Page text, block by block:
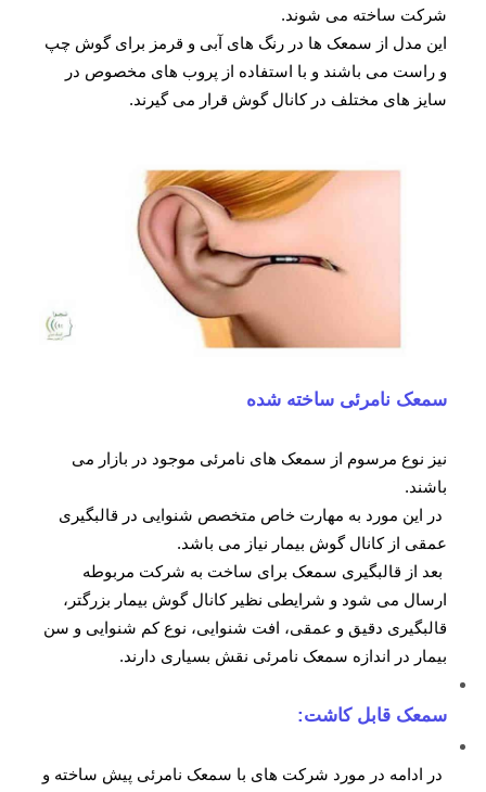
شرکت ساخته می شوند.
این مدل از سمعک ها در رنگ های آبی و قرمز برای گوش چپ
و راست می باشند و با استفاده از پروب های مخصوص در
سایز های مختلف در کانال گوش قرار می گیرند.
سمعک نامرئی ساخته شده
نیز نوع مرسوم از سمعک های نامرئی موجود در بازار می
باشند.
در این مورد به مهارت خاص متخصص شنوایی در قالبگیری
عمقی از کانال گوش بیمار نیاز می باشد.
بعد از قالبگیری سمعک برای ساخت به شرکت مربوطه
ارسال می شود و شرایطی نظیر کانال گوش بیمار بزرگتر،
قالبگیری دقیق و عمقی، افت شنوایی، نوع کم شنوایی و سن
بیمار در اندازه سمعک نامرئی نقش بسیاری دارند.
سمعک قابل کاشت:
در ادامه در مورد شرکت های با سمعک نامرئی پیش ساخته و